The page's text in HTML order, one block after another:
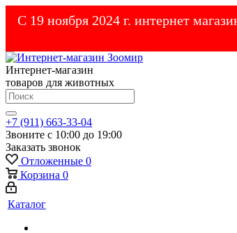
С 19 ноября 2024 г. интернет
Интернет-магазин
товаров для животных
+7 (911) 663-33-04
Звоните с 10:00 до 19:00
Заказать звонок
Отложенные 0
Корзина 0
Каталог